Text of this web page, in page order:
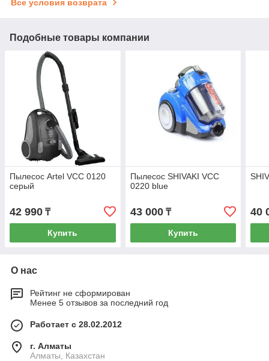
Все условия возврата
Подобные товары компании
Пылесос Artel VCC 0120
серый
42 990 ₸
Купить
Пылесос SHIVAKI VCC
0220 blue
43 000₸
Купить
40
О нас
Рейтинг не сформирован
Менее 5 отзывов за последний год
Работает с 28.02.2012
г. Алматы
Алматы, Казахстан